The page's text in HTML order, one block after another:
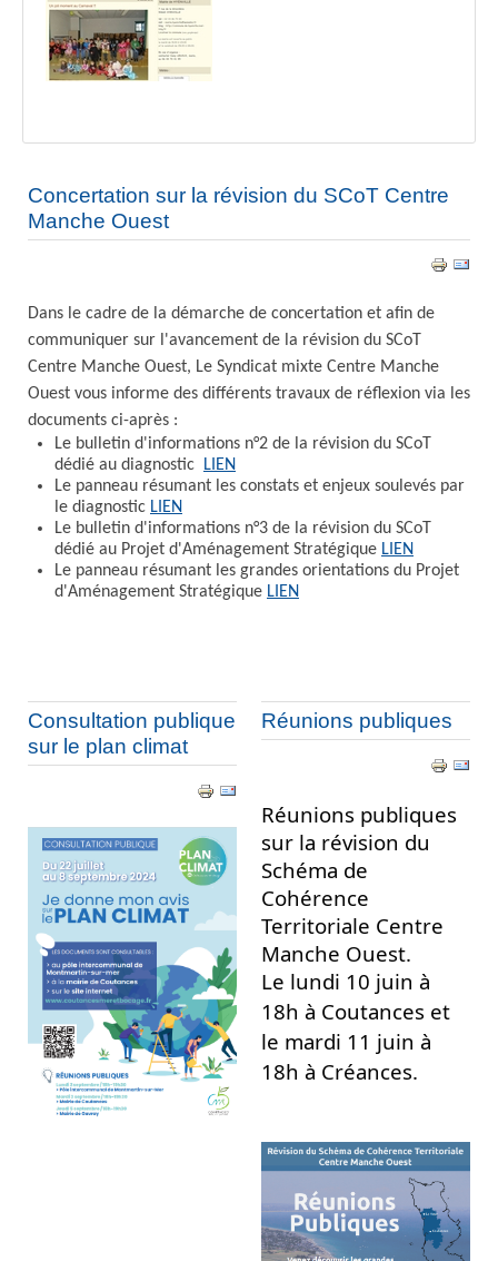
Concertation sur la révision du SCoT Centre
Manche Ouest
Dans le cadre de la démarche de concertation et afin de
communiquer sur l'avancement de la révision du SCoT
Centre Manche Ouest, Le Syndicat mixte Centre Manche
Ouest vous informe des différents travaux de réflexion via les
documents ci-après :
Le bulletin d'informations n°2 de la révision du SCoT
dédié au diagnostic LIEN
Le panneau résumant les constats et enjeux soulevés par
le diagnostic LIEN
Le bulletin d'informations n°3 de la révision du SCoT
dédié au Projet d'Aménagement Stratégique LIEN
Le panneau résumant les grandes orientations du Projet
d'Aménagement Stratégique LIEN
Consultation publique
sur le plan climat
Réunions publiques
Réunions publiques
sur la révision du
Schéma de
Cohérence
Territoriale Centre
Manche Ouest.
Le lundi 10 juin à
18h à Coutances et
le mardi 11 juin à
18h à Créances.